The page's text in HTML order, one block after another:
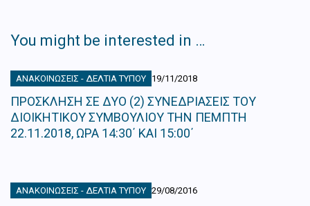
You might be interested in …
ΑΝΑΚΟΙΝΏΣΕΙΣ - ΔΕΛΤΊΑ ΤΎΠΟΥ 19/11/2018
ΠΡΟΣΚΛΗΣΗ ΣΕ ΔΥΟ (2) ΣΥΝΕΔΡΙΑΣΕΙΣ ΤΟΥ
ΔΙΟΙΚΗΤΙΚΟΥ ΣΥΜΒΟΥΛΙΟΥ ΤΗΝ ΠΕΜΠΤΗ
22.11.2018, ΩΡΑ 14:30΄ ΚΑΙ 15:00΄
ΑΝΑΚΟΙΝΏΣΕΙΣ - ΔΕΛΤΊΑ ΤΎΠΟΥ 29/08/2016